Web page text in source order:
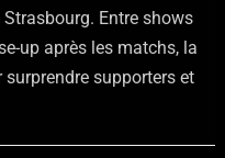
Entre shows
up après les matchs, la
supporters et